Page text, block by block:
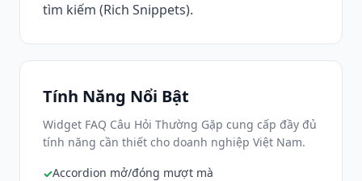
tìm kiếm (Rich Snippets).
Tính Năng Nổi Bật
Widget FAQ Câu Hỏi Thường Gặp cung cấp đầy đủ
tính năng cần thiết cho doanh nghiệp Việt Nam.
Accordion mở/đóng mượt mà